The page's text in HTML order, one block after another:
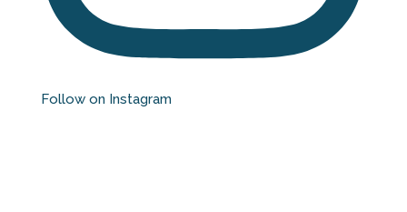
Follow on Instagram